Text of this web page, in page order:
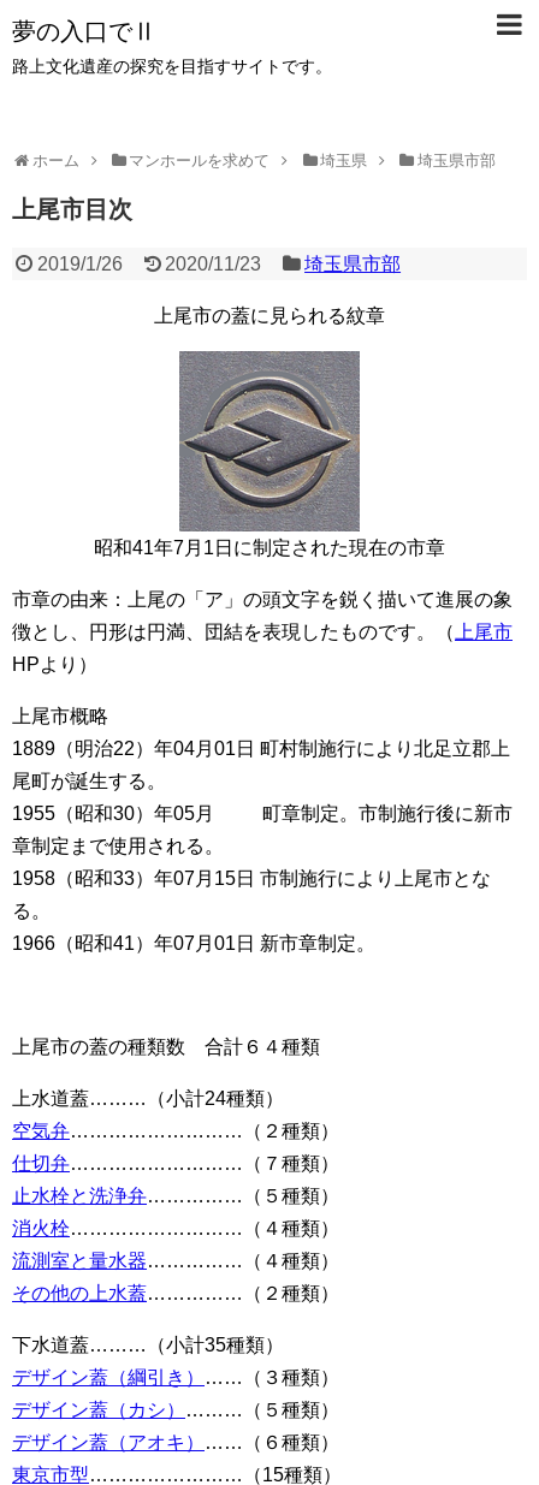
夢の入口でⅡ
路上文化遺産の探究を目指すサイトです。
ホーム マンホールを求めて 埼玉県 埼玉県市部
上尾市目次
2019/1/26 2020/11/23 埼玉県市部
上尾市の蓋に見られる紋章
昭和41年7月1日に制定された現在の市章
市章の由来：上尾の「ア」の頭文字を鋭く描いて進展の象
徴とし、円形は円満、団結を表現したものです。（ 上尾市
HPより）
上尾市概略
1889（明治22）年04月01日 町村制施行により北足立郡上
尾町が誕生する。
1955（昭和30）年05月 町章制定。市制施行後に新市
章制定まで使用される。
1958（昭和33）年07月15日 市制施行により上尾市とな
る。
1966（昭和41）年07月01日 新市章制定。
上尾市の蓋の種類数 合計６４種類
上水道蓋………（小計24種類）
空気弁………………………（２種類）
仕切弁………………………（７種類）
止水栓と洗浄弁……………（５種類）
消火栓………………………（４種類）
流測室と量水器……………（４種類）
その他の上水蓋……………（２種類）
下水道蓋………（小計35種類）
デザイン蓋（綱引き）
……（３種類）
デザイン蓋（カシ）
………（５種類）
デザイン蓋（アオキ）
……（６種類）
東京市型……………………（15種類）